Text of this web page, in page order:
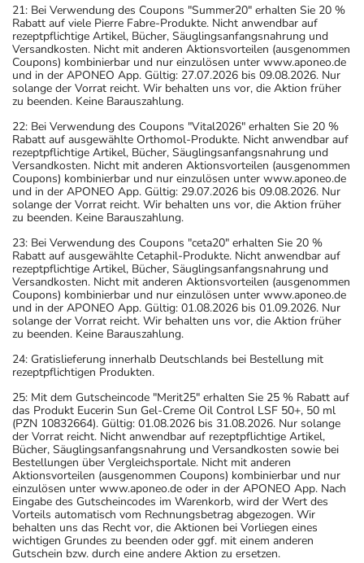
21: Bei Verwendung des Coupons "Summer20" erhalten Sie 20 %
Rabatt auf viele Pierre Fabre-Produkte. Nicht anwendbar auf
rezeptpflichtige Artikel, Bücher, Säuglingsanfangsnahrung und
Versandkosten. Nicht mit anderen Aktionsvorteilen (ausgenommen
Coupons) kombinierbar und nur einzulösen unter www.aponeo.de
und in der APONEO App. Gültig: 27.07.2026 bis 09.08.2026. Nur
solange der Vorrat reicht. Wir behalten uns vor, die Aktion früher
zu beenden. Keine Barauszahlung.
22: Bei Verwendung des Coupons "Vital2026" erhalten Sie 20 %
Rabatt auf ausgewählte Orthomol-Produkte. Nicht anwendbar auf
rezeptpflichtige Artikel, Bücher, Säuglingsanfangsnahrung und
Versandkosten. Nicht mit anderen Aktionsvorteilen (ausgenommen
Coupons) kombinierbar und nur einzulösen unter www.aponeo.de
und in der APONEO App. Gültig: 29.07.2026 bis 09.08.2026. Nur
solange der Vorrat reicht. Wir behalten uns vor, die Aktion früher
zu beenden. Keine Barauszahlung.
23: Bei Verwendung des Coupons "ceta20" erhalten Sie 20 %
Rabatt auf ausgewählte Cetaphil-Produkte. Nicht anwendbar auf
rezeptpflichtige Artikel, Bücher, Säuglingsanfangsnahrung und
Versandkosten. Nicht mit anderen Aktionsvorteilen (ausgenommen
Coupons) kombinierbar und nur einzulösen unter www.aponeo.de
und in der APONEO App. Gültig: 01.08.2026 bis 01.09.2026. Nur
solange der Vorrat reicht. Wir behalten uns vor, die Aktion früher
zu beenden. Keine Barauszahlung.
24: Gratislieferung innerhalb Deutschlands bei Bestellung mit
rezeptpflichtigen Produkten.
25: Mit dem Gutscheincode "Merit25" erhalten Sie 25 % Rabatt auf
das Produkt Eucerin Sun Gel-Creme Oil Control LSF 50+, 50 ml
(PZN 10832664). Gültig: 01.08.2026 bis 31.08.2026. Nur solange
der Vorrat reicht. Nicht anwendbar auf rezeptpflichtige Artikel,
Bücher, Säuglingsanfangsnahrung und Versandkosten sowie bei
Bestellungen über Vergleichsportale. Nicht mit anderen
Aktionsvorteilen (ausgenommen Coupons) kombinierbar und nur
einzulösen unter www.aponeo.de oder in der APONEO App. Nach
Eingabe des Gutscheincodes im Warenkorb, wird der Wert des
Vorteils automatisch vom Rechnungsbetrag abgezogen. Wir
behalten uns das Recht vor, die Aktionen bei Vorliegen eines
wichtigen Grundes zu beenden oder ggf. mit einem anderen
Gutschein bzw. durch eine andere Aktion zu ersetzen.